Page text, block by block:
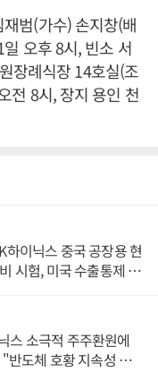
범(가수) 손지창(배
오후 8시, 빈소 서
장례식장 14호실(조
전 8시, 장지 용인 천
이닉스 중국 공장용 현
시험, 미국 수출통제 대
스 소극적 주주환원에
반도체 호황 지속성 의